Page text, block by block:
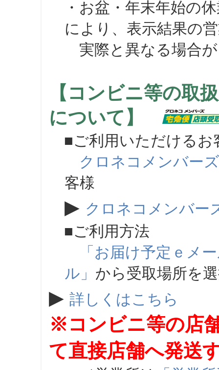
・お盆・年末年始の
により、表示結果の
実際と異なる場合が
【コンビニ等の取
について】
■ご利用いただけるお
クロネコメンバーズ
客様
▶ クロネコメンバー
■ご利用方法
「お届け予定ｅメ
ル」 から受取場所を
▶ 詳しくはこちら
※コンビニ等の店
て直接店舗へ発送